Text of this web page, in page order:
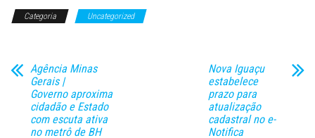
Categoria Uncategorized
Agência Minas
Gerais |
Governo aproxima
cidadão e Estado
com escuta ativa
no metrô de BH
Nova Iguaçu
estabelece
prazo para
atualização
cadastral no e-
Notifica